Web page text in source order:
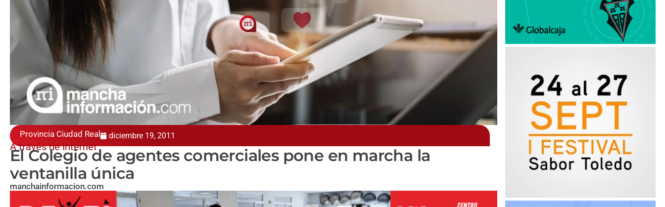
Provincia Ciudad Real diciembre 19, 2011
A través de Internet
El Colegio de agentes comerciales pone en marcha la
ventanilla única
manchainformacion.com